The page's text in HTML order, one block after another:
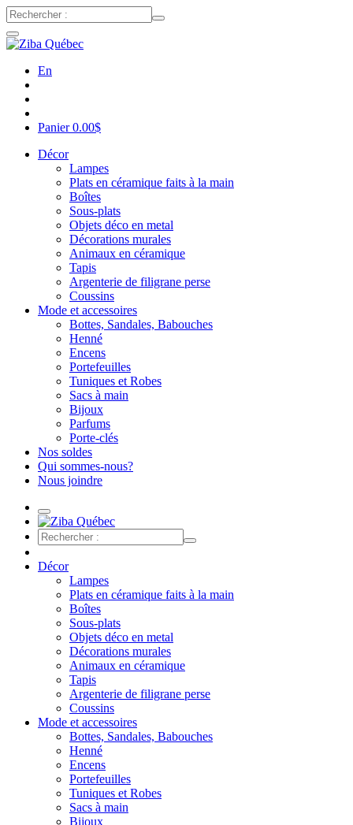
En
Panier0.00$
Décor
Lampes
Plats en céramique faits à la main
Boîtes
Sous-plats
Objets déco en metal
Décorations murales
Animaux en céramique
Tapis
Argenterie de filigrane perse
Coussins
Mode et accessoires
Bottes, Sandales, Babouches
Henné
Encens
Portefeuilles
Tuniques et Robes
Sacs à main
Bijoux
Parfums
Porte-clés
Nos soldes
Qui sommes-nous?
Nous joindre
Décor
Lampes
Plats en céramique faits à la main
Boîtes
Sous-plats
Objets déco en metal
Décorations murales
Animaux en céramique
Tapis
Argenterie de filigrane perse
Coussins
Mode et accessoires
Bottes, Sandales, Babouches
Henné
Encens
Portefeuilles
Tuniques et Robes
Sacs à main
Bijoux